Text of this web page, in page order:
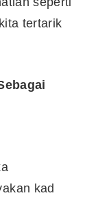
tertarik
kad